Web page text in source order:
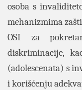
osoba s
mehanizmima
OSI za
diskriminacije,
(adolescenata) s
i korišćenju